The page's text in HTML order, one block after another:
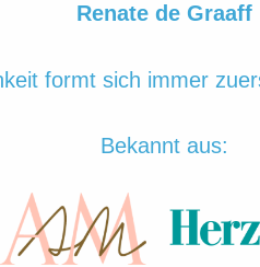
Renate de Graaff
formt sich immer
Bekannt aus: